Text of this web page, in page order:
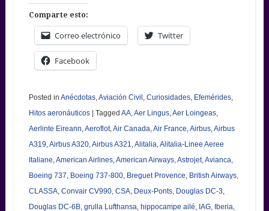
Comparte esto:
Correo electrónico Twitter
Facebook
Posted in Anécdotas,Aviación Civil , Curiosidades, Efemérides,
Hitos aeronáuticos
Tagged AA,Aer Lingus,Aer Loingeas,
Aerlinte Eireann,Aeroflot,Air Canada,Air France,Airbus,Airbus
A319,Airbus A320,Airbus A321,Alitalia,Alitalia-Linee Aeree
Italiane,American Airlines,American Airways,Astrojet,Avianca,
Boeing 737, Boeing 737-800, Breguet Provence, British Airways,
CLASSA, Convair CV990, CSA, Deux-Ponts, Douglas DC-3,
Douglas DC-6B, grulla Lufthansa, hippocampe ailé, IAG, Iberia,